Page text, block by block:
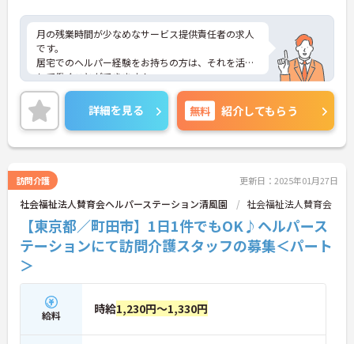
月の残業時間が少なめなサービス提供責任者の求人
です。
居宅でのヘルパー経験をお持ちの方は、それを活か
して働くことができます！
ご興味ある方には、面接対策ポイントなど、さらに
詳細をお話しいたしますのでお気軽にご相談くださ
い！
詳細を見る 無料 紹介してもらう
訪問介護 更新日：2025年01月27日
社会福祉法人賛育会ヘルパーステーション清風園 社会福祉法人賛育会
【東京都／町田市】1日1件でもOK♪ヘルパース
テーションにて訪問介護スタッフの募集＜パート
＞
給料 時給1,230円～1,330円